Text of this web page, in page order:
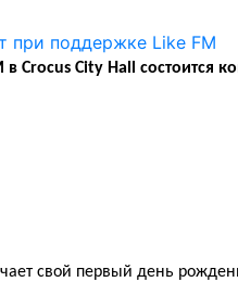
Crocus City Hall состоится
свой первый день